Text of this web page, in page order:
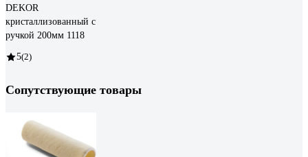
DEKOR
кристаллизованный с
ручкой 200мм 1118
5(2)
Сопутствующие товары